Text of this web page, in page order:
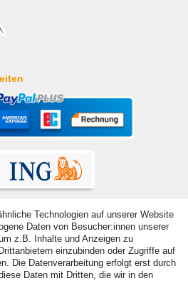
Technologien auf unserer Website
Daten von Besucher:innen unserer
z.B. Inhalte und Anzeigen zu
einzubinden oder Zugriffe auf
Die Datenverarbeitung erfolgt erst durch
Daten mit Dritten, die wir in den